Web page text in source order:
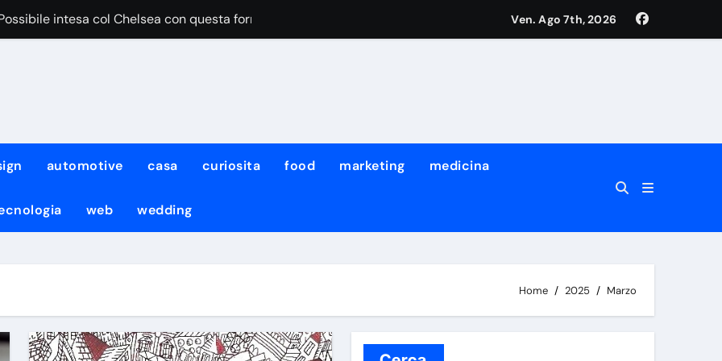
ha cambiato amministratore delegato e perso quattro dei suoi migliori ricercatori
non sarà solo team manager, i dettagli
noi quelli da battere”
Ven. Ago 7th, 2026
automotive casa curiosita food marketing medicina
web wedding
Home 2025 Marzo